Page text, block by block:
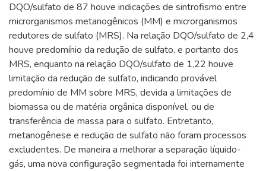
DQO/sulfato de 87 houve indicações de sintrofismo entre
microrganismos metanogênicos (MM) e microrganismos
redutores de sulfato (MRS). Na relação DQO/sulfato de 2,4
houve predomínio da redução de sulfato, e portanto dos
MRS, enquanto na relação DQO/sulfato de 1,22 houve
limitação da redução de sulfato, indicando provável
predomínio de MM sobre MRS, devida a limitações de
biomassa ou de matéria orgânica disponível, ou de
transferência de massa para o sulfato. Entretanto,
metanogênese e redução de sulfato não foram processos
excludentes. De maneira a melhorar a separação líquido-
gás, uma nova configuração segmentada foi internamente